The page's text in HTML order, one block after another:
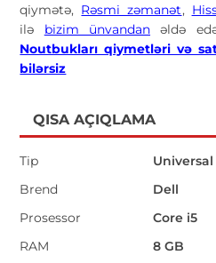
qiymətə, Rəsmi zəmanət,
ilə bizim ünvandan əldə
Noutbukları qiymetləri və
bilərsiz
QISA AÇIQLAMA
Tip
Brend
Dell
Prosessor
Core i5
RAM
8 GB